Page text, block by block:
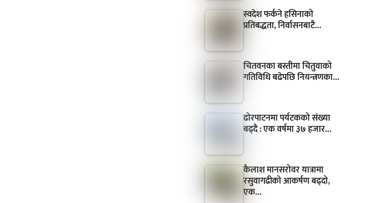
स्वदेश फर्कने हसिनाको
प्रतिबद्धता, निर्वासनबाटै…
चितवनका बस्तीमा चितुवाको
गतिविधि बढेपछि नियन्त्रणका…
ढोरपाटनमा पर्यटकको संख्या
बढ्दै : एक वर्षमा ३७ हजार…
कैलाश मानसरोवर यात्रामा
रसुवागढीको आकर्षण बढ्दो,
एक…